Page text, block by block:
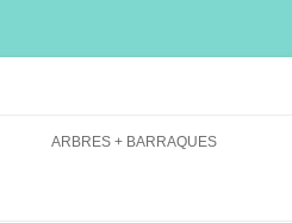
ARBRES + BARRAQUES